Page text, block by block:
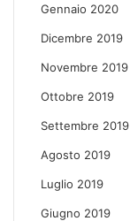
Gennaio 2020
Dicembre 2019
Novembre 2019
Ottobre 2019
Settembre 2019
Agosto 2019
Luglio 2019
Giugno 2019